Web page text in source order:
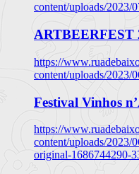
content/uploads/2023/
ARTBEERFEST
https://
content/uploads/2023/
Festival Vinhos
https://
content/uploads/2023/
original-1686744290-